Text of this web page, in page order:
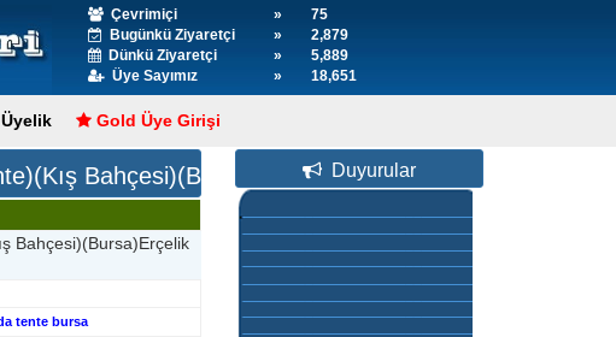
Çevrimiçi »
75
Bugünkü Ziyaretçi
»
2,879
Dünkü Ziyaretçi
»
5,889
Üye Sayımız
» 18,651
Gold Üye Girişi
Bahçesi)(Bursa)Erçelik Branda
Bahçesi)(Bursa)Erçelik
tente bursa
Duyurular
Firmamız Bursa Başta
Olmak Üzere Diğer
Şehir,lerimizde,de Sizlere
Telefon Kadar